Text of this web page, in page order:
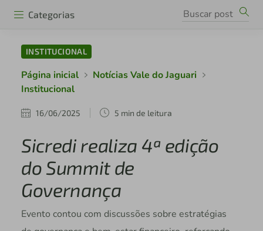
Categorias
INSTITUCIONAL
Página inicial
Notícias Vale do Jaguari
Institucional
16/06/2025 5 min de leitura
Sicredi realiza 4ª edição
do Summit de
Governança
Evento contou com discussões sobre estratégias